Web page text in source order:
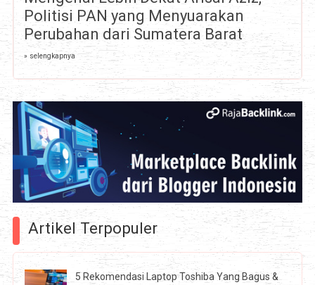
Politisi PAN yang Menyuarakan
Perubahan dari Sumatera Barat
» selengkapnya
Artikel Terpopuler
5 Rekomendasi Laptop Toshiba Yang Bagus &